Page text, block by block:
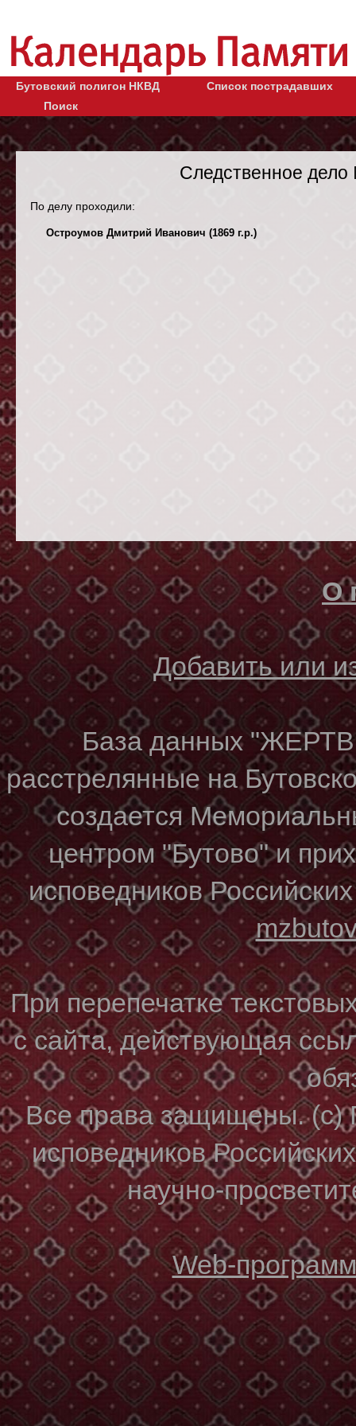
Бутовский полигон НКВД
Список пострадавших
Поиск
Следственное
По делу проходили:
Остроумов Дмитрий Иванович (1869 г.р.)
О
Добавить или
База данных
расстрелянные на
создается
центром "Бутово" и
исповедников
При перепечатке
с сайта, действующая
Все права защищены. (с)
исповедников
научно-
Web-